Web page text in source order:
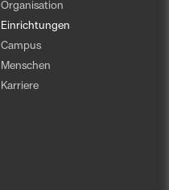
Organisation
Einrichtungen
Campus
Menschen
Karriere